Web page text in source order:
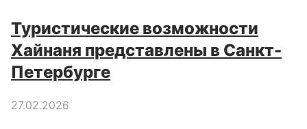
Туристические возможности
Хайнаня представлены в Санкт-
Петербурге
27.02.2026